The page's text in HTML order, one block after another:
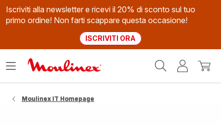
Iscriviti alla newsletter e ricevi il 20% di sconto sul tuo
primo ordine! Non farti scappare questa occasione!
ISCRIVITI ORA
Il
Apri
Moulinex IT Homepage